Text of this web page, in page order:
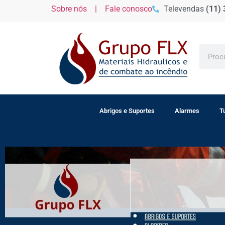
Sobre nós | Fale conosco Televendas (11)
Abrigos e Suportes Alarmes